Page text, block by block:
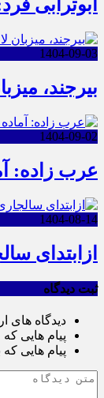
ابوترابی
1404-09-03
بیرجند،
1404-09-02
عرب زاده:
1404-08-14
ازابتدای سالجاری
ثبت دیدگاه
دیدگاه های
پیام هایی
پیام هایی